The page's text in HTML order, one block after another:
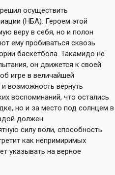
осуществить
(НБА). Героем этой
веру в себя, но и полон
ему пробиваться сквозь
баскетбола. Такамидо не
он движется к своей
игре в величайшей
возможность вернуть
воспоминаний, что остались
но и за место под солнцем в
должен
силу воли, способность
как непримиримых
указывать на верное